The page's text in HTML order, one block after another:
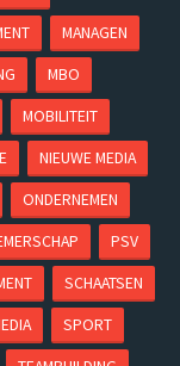
MANAGEN
MBO
MOBILITEIT
NIEUWE MEDIA
ONDERNEMEN
PSV
SCHAATSEN
SPORT